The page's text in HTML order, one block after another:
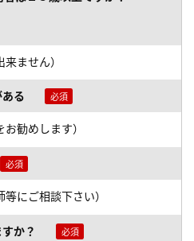
ません）
る
勧めします）
にご相談下さい）
か？